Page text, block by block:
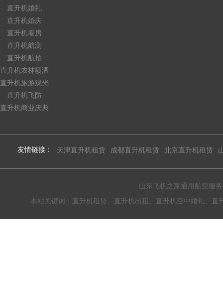
直升机婚礼
直升机婚庆
直升机看房
直升机航测
直升机航拍
直升机农林喷洒
直升机旅游观光
直升机飞防
直升机商业庆典
友情链接： 天津直升机租赁 成都直升机租赁 北京直升机租赁
山东飞机之家通用航空服
本站关键词：直升机租赁、直升机出租、直升机空中婚礼、